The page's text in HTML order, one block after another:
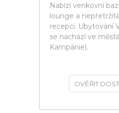
Nabízí venkovní
lounge a
recepci. Ubytování
se nachází ve
Kampánie).
OVĚŘIT